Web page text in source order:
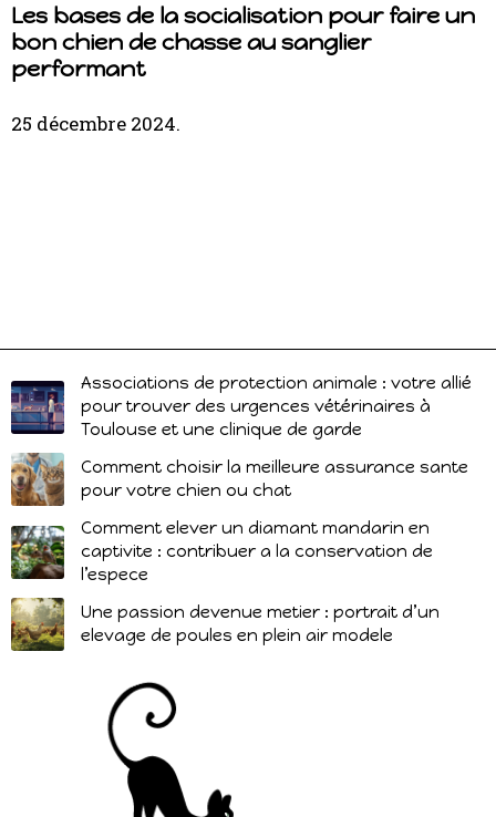
Les bases de la socialisation pour faire un
bon chien de chasse au sanglier
performant
25 décembre 2024
Associations de protection animale : votre allié
pour trouver des urgences vétérinaires à
Toulouse et une clinique de garde
Comment choisir la meilleure assurance sante
pour votre chien ou chat
Comment elever un diamant mandarin en
captivite : contribuer a la conservation de
l’espece
Une passion devenue metier : portrait d’un
elevage de poules en plein air modele